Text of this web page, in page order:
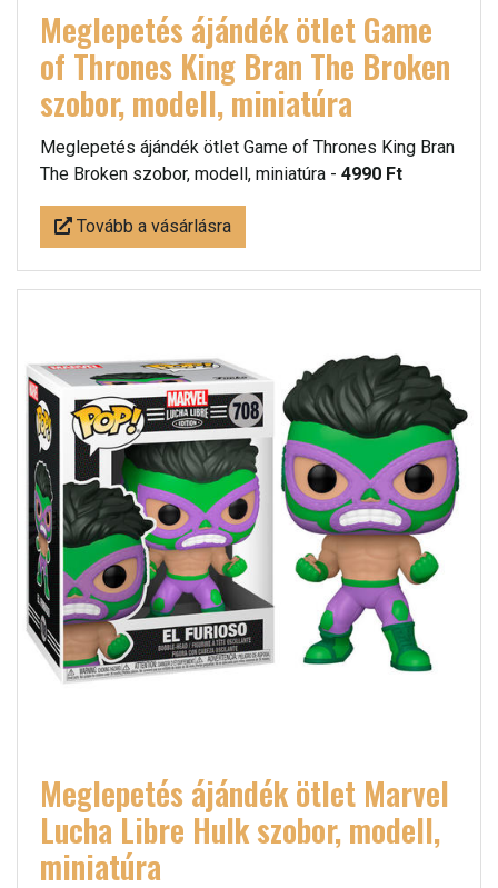
Meglepetés ájándék ötlet Game
of Thrones King Bran The Broken
szobor, modell, miniatúra
Meglepetés ájándék ötlet Game of Thrones King Bran
The Broken szobor, modell, miniatúra - 4990 Ft
Tovább a vásárlásra
Meglepetés ájándék ötlet Marvel
Lucha Libre Hulk szobor, modell,
miniatúra